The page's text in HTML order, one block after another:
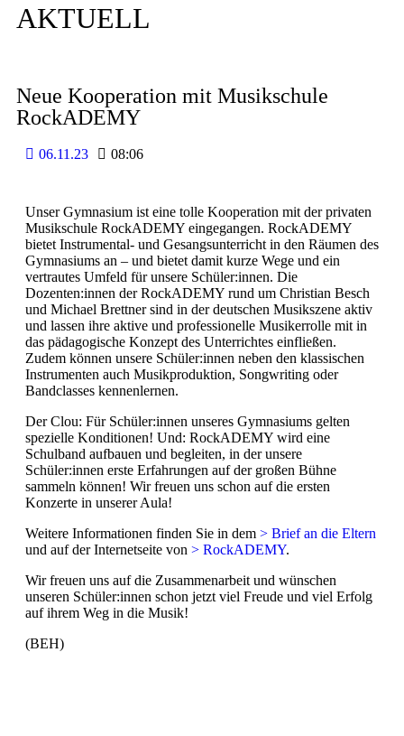
AKTUELL
Neue Kooperation mit Musikschule
RockADEMY
06.11.23 08:06
Unser Gymnasium ist eine tolle Kooperation mit der privaten
Musikschule RockADEMY eingegangen. RockADEMY
bietet Instrumental- und Gesangsunterricht in den Räumen des
Gymnasiums an – und bietet damit kurze Wege und ein
vertrautes Umfeld für unsere Schüler:innen. Die
Dozenten:innen der RockADEMY rund um Christian Besch
und Michael Brettner sind in der deutschen Musikszene aktiv
und lassen ihre aktive und professionelle Musikerrolle mit in
das pädagogische Konzept des Unterrichtes einfließen.
Zudem können unsere Schüler:innen neben den klassischen
Instrumenten auch Musikproduktion, Songwriting oder
Bandclasses kennenlernen.
Der Clou: Für Schüler:innen unseres Gymnasiums gelten
spezielle Konditionen! Und: RockADEMY wird eine
Schulband aufbauen und begleiten, in der unsere
Schüler:innen erste Erfahrungen auf der großen Bühne
sammeln können! Wir freuen uns schon auf die ersten
Konzerte in unserer Aula!
Weitere Informationen finden Sie in dem > Brief an die Eltern
und auf der Internetseite von > RockADEMY.
Wir freuen uns auf die Zusammenarbeit und wünschen
unseren Schüler:innen schon jetzt viel Freude und viel Erfolg
auf ihrem Weg in die Musik!
(BEH)